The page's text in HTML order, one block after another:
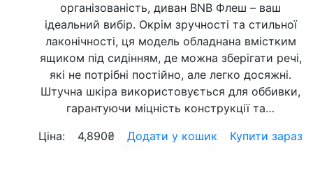
організованість, диван BNB Флеш – ваш
ідеальний вибір. Окрім зручності та стильної
лаконічності, ця модель обладнана вмістким
ящиком під сидінням, де можна зберігати речі,
які не потрібні постійно, але легко досяжні.
Штучна шкіра використовується для оббивки,
гарантуючи міцність конструкції та…
Ціна:
4,890₴ Додати у кошик Купити зараз